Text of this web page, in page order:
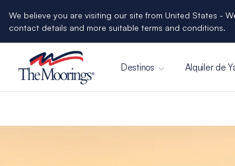
We believe you are visiting our site from United States -
contact details and more suitable terms and conditions.
Destinos Alquiler de